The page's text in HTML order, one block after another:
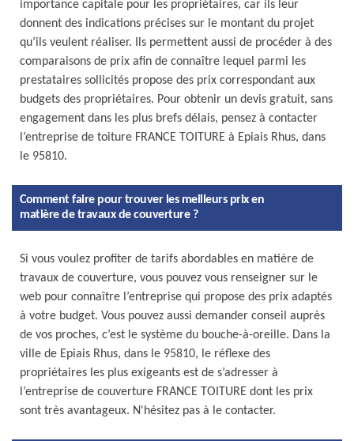
importance capitale pour les propriétaires, car ils leur
donnent des indications précises sur le montant du projet
qu’ils veulent réaliser. Ils permettent aussi de procéder à des
comparaisons de prix afin de connaître lequel parmi les
prestataires sollicités propose des prix correspondant aux
budgets des propriétaires. Pour obtenir un devis gratuit, sans
engagement dans les plus brefs délais, pensez à contacter
l’entreprise de toiture FRANCE TOITURE à Epiais Rhus, dans
le 95810.
Comment faire pour trouver les meilleurs prix en
matière de travaux de couverture ?
Si vous voulez profiter de tarifs abordables en matière de
travaux de couverture, vous pouvez vous renseigner sur le
web pour connaître l’entreprise qui propose des prix adaptés
à votre budget. Vous pouvez aussi demander conseil auprès
de vos proches, c’est le système du bouche-à-oreille. Dans la
ville de Epiais Rhus, dans le 95810, le réflexe des
propriétaires les plus exigeants est de s’adresser à
l’entreprise de couverture FRANCE TOITURE dont les prix
sont très avantageux. N'hésitez pas à le contacter.